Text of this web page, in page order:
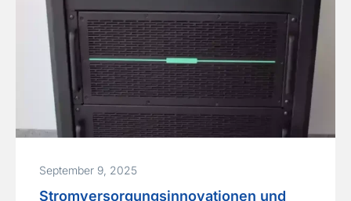
September 9, 2025
Stromversorgungs­innovationen und